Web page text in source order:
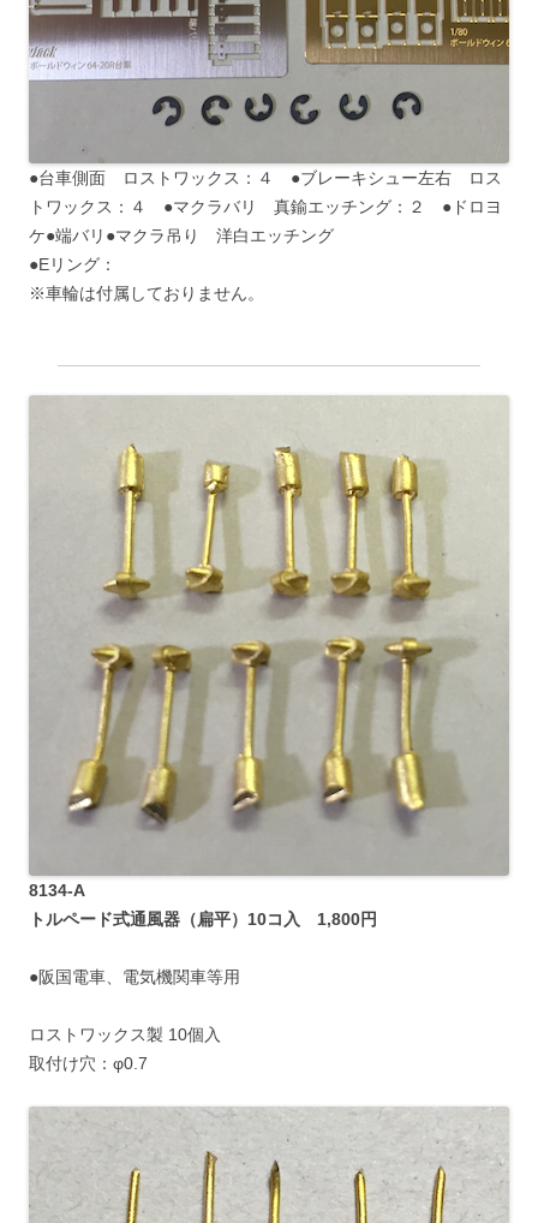
●台車側面 ロストワックス：４ ●ブレーキシュー左右 ロス
トワックス：４ ●マクラバリ 真鍮エッチング：２ ●ドロヨ
ケ●端バリ●マクラ吊り 洋白エッチング
●Eリング：
※車輪は付属しておりません。
8134-A
トルペード式通風器（扁平）10コ入 1,800円
●阪国電車、電気機関車等用
ロストワックス製 10個入
取付け穴：φ0.7